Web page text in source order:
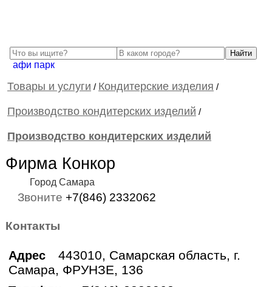
афи парк
Товары и услуги / Кондитерские изделия /
Производство кондитерских изделий /
Производство кондитерских изделий
Фирма Конкор
Город Самара
Звоните +7(846) 2332062
Контакты
Адрес
443010, Самарская область, г.
Самара, ФРУНЗЕ, 136